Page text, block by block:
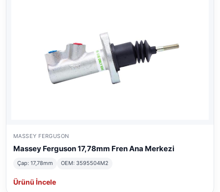
MASSEY FERGUSON
Massey Ferguson 17,78mm Fren Ana Merkezi
Çap: 17,78mm OEM: 3595504M2
Ürünü İncele